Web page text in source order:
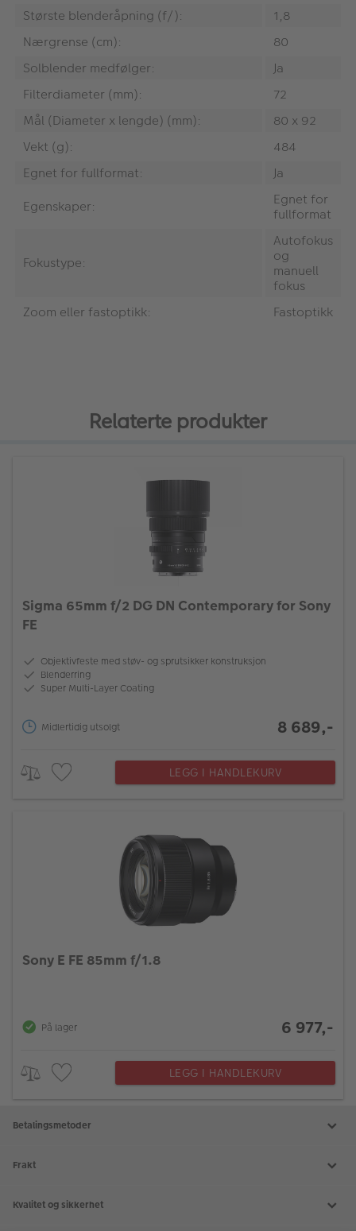
Største blenderåpning (f/):
1,8
Nærgrense (cm):
80
Solblender medfølger:
Ja
Filterdiameter (mm):
72
Mål (Diameter x lengde) (mm):
80 x 92
Vekt (g):
484
Egnet for fullformat:
Ja
Egenskaper:
Egnet for
fullformat
Fokustype:
Autofokus
og
manuell
fokus
Zoom eller fastoptikk:
Fastoptikk
Relaterte produkter
Sigma 65mm f/2 DG DN Contemporary for Sony
FE
Objektivfeste med støv- og sprutsikker konstruksjon
Blenderring
Super Multi-Layer Coating
Midlertidig utsolgt 8 689,-
LEGG I HANDLEKURV
Sony E FE 85mm f/1.8
På lager 6 977,-
LEGG I HANDLEKURV
Betalingsmetoder
Frakt
Kvalitet og sikkerhet